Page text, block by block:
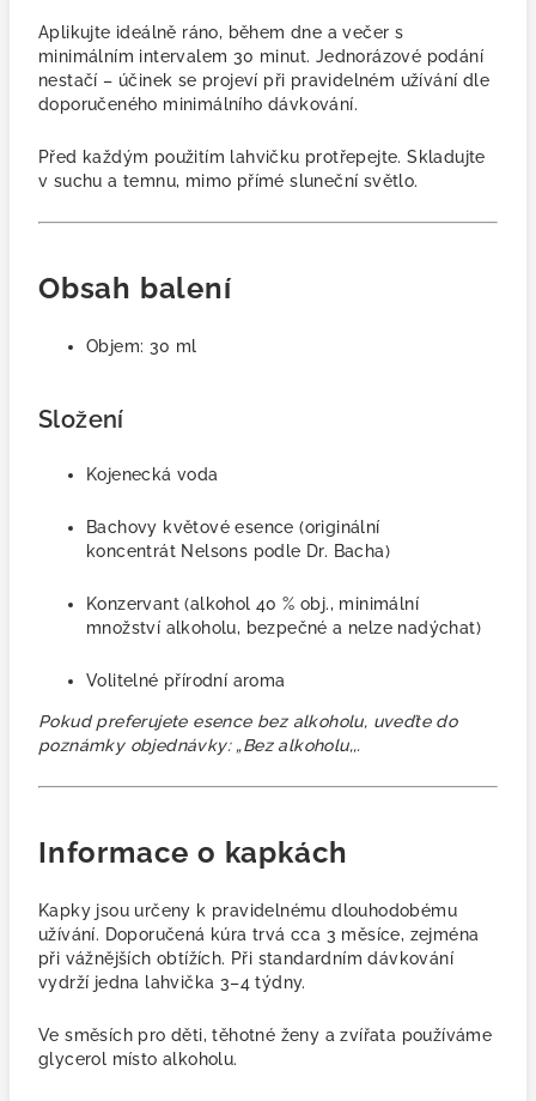
Aplikujte ideálně ráno, během dne a večer s
minimálním intervalem 30 minut. Jednorázové podání
nestačí – účinek se projeví při pravidelném užívání dle
doporučeného minimálního dávkování.
Před každým použitím lahvičku protřepejte. Skladujte
v suchu a temnu, mimo přímé sluneční světlo.
Obsah balení
Objem: 30 ml
Složení
Kojenecká voda
Bachovy květové esence (originální
koncentrát Nelsons podle Dr. Bacha)
Konzervant(alkohol 40 % obj., minimální
množství alkoholu, bezpečné a nelze nadýchat)
Volitelné přírodní aroma
Pokud preferujete esence bez alkoholu, uveďte do
poznámky objednávky: „Bez alkoholu,,.
Informace o kapkách
Kapky jsou určeny k pravidelnému dlouhodobému
užívání. Doporučená kúra trvá cca 3 měsíce, zejména
při vážnějších obtížích. Při standardním dávkování
vydrží jedna lahvička 3–4 týdny.
Ve směsích pro děti, těhotné ženy a zvířata používáme
glycerol místo alkoholu.